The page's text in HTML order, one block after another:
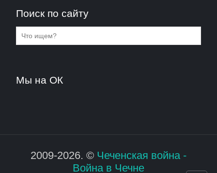
Поиск по сайту
Мы на ОК
2009-2026. © Чеченская война -
Война в Чечне